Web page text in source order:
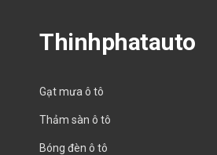
Thinhphatauto
Gạt mưa ô tô
Thảm sàn ô tô
Bóng đèn ô tô